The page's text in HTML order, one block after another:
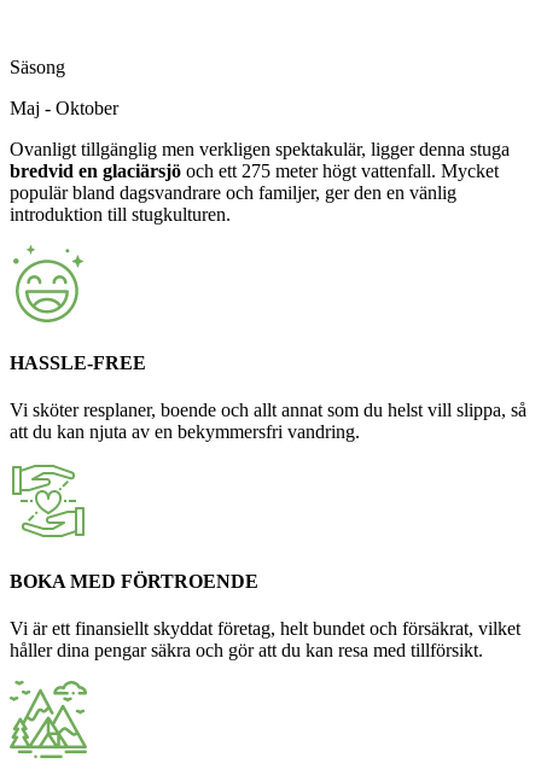
Säsong
Maj - Oktober
Ovanligt tillgänglig men verkligen spektakulär, ligger denna stuga
bredvid en glaciärsjö och ett 275 meter högt vattenfall. Mycket
populär bland dagsvandrare och familjer, ger den en vänlig
introduktion till stugkulturen.
HASSLE-FREE
Vi sköter resplaner, boende och allt annat som du helst vill slippa, så
att du kan njuta av en bekymmersfri vandring.
BOKA MED FÖRTROENDE
Vi är ett finansiellt skyddat företag, helt bundet och försäkrat, vilket
håller dina pengar säkra och gör att du kan resa med tillförsikt.